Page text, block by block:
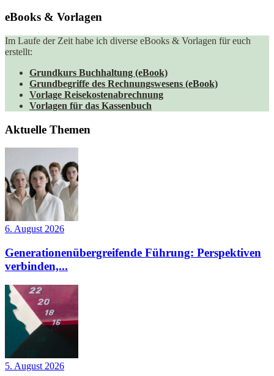
eBooks & Vorlagen
Im Laufe der Zeit habe ich diverse eBooks & Vorlagen für euch
erstellt:
Grundkurs Buchhaltung (eBook)
Grundbegriffe des Rechnungswesens (eBook)
Vorlage Reisekostenabrechnung
Vorlagen für das Kassenbuch
Aktuelle Themen
6. August 2026
Generationenübergreifende Führung: Perspektiven
verbinden,...
5. August 2026